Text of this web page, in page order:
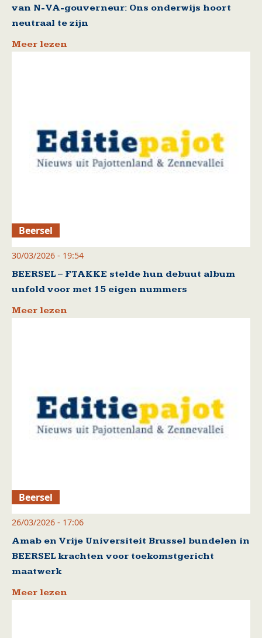
van N-VA-gouverneur: Ons onderwijs hoort
neutraal te zijn
Meer lezen
Beersel
30/03/2026 - 19:54
BEERSEL – FTAKKE stelde hun debuut album
unfold voor met 15 eigen nummers
Meer lezen
Beersel
26/03/2026 - 17:06
Amab en Vrije Universiteit Brussel bundelen in
BEERSEL krachten voor toekomstgericht
maatwerk
Meer lezen